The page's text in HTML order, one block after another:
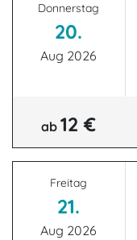
Donnerstag
20.
Aug 2026
ab12 €
Freitag
21.
Aug 2026